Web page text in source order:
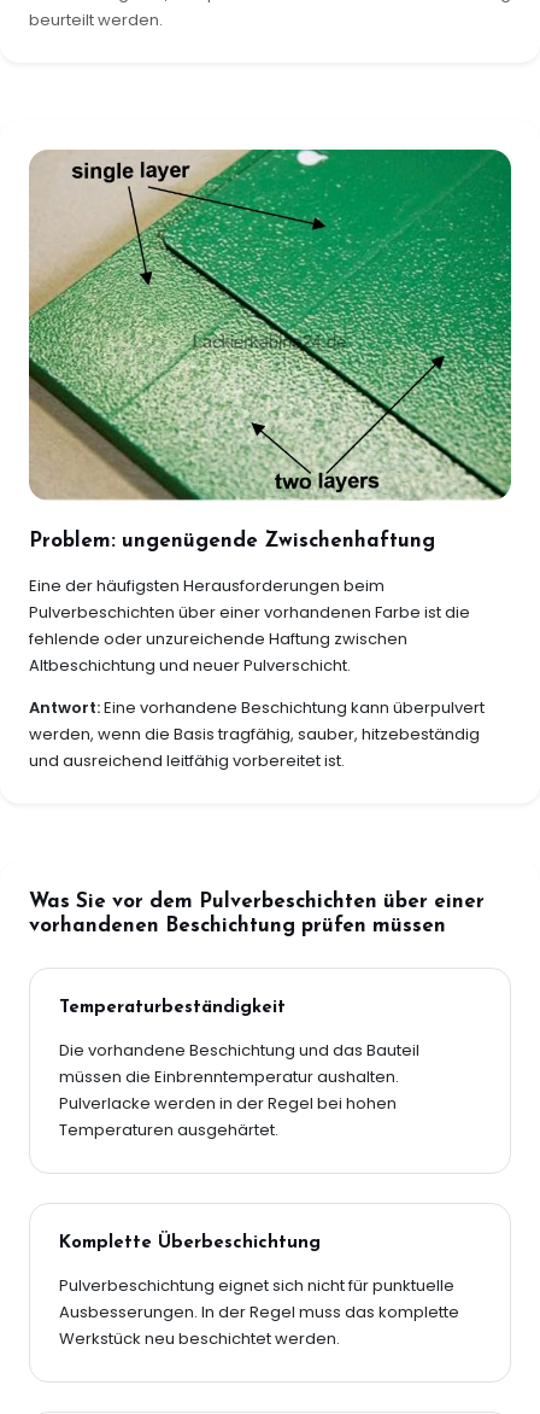
beurteilt werden.
Problem: ungenügende Zwischenhaftung
Eine der häufigsten Herausforderungen beim
Pulverbeschichten über einer vorhandenen Farbe ist die
fehlende oder unzureichende Haftung zwischen
Altbeschichtung und neuer Pulverschicht.
Antwort:Eine vorhandene Beschichtung kann überpulvert
werden, wenn die Basis tragfähig, sauber, hitzebeständig
und ausreichend leitfähig vorbereitet ist.
Was Sie vor dem Pulverbeschichten über einer
vorhandenen Beschichtung prüfen müssen
Temperaturbeständigkeit
Die vorhandene Beschichtung und das Bauteil
müssen die Einbrenntemperatur aushalten.
Pulverlacke werden in der Regel bei hohen
Temperaturen ausgehärtet.
Komplette Überbeschichtung
Pulverbeschichtung eignet sich nicht für punktuelle
Ausbesserungen. In der Regel muss das komplette
Werkstück neu beschichtet werden.